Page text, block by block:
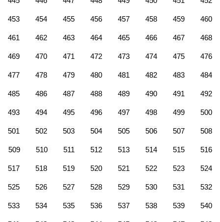
453 454 455 456 457 458 459 460
461 462 463 464 465 466 467 468
469 470 471 472 473 474 475 476
477 478 479 480 481 482 483 484
485 486 487 488 489 490 491 492
493 494 495 496 497 498 499 500
501 502 503 504 505 506 507 508
509 510 511 512 513 514 515 516
517 518 519 520 521 522 523 524
525 526 527 528 529 530 531 532
533 534 535 536 537 538 539 540